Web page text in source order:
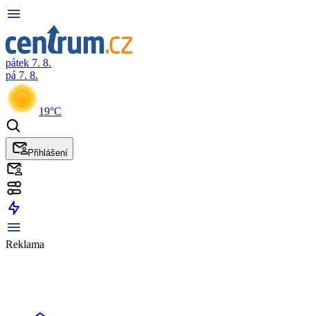
pátek 7. 8.
pá 7. 8.
19°C
Přihlášení
Reklama